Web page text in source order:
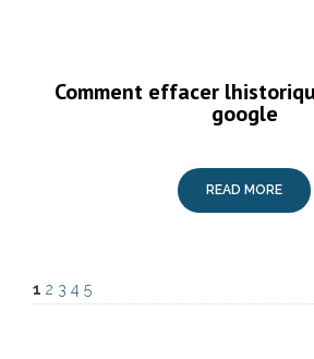
Comment effacer
google
READ MORE
1 2 3 4 5